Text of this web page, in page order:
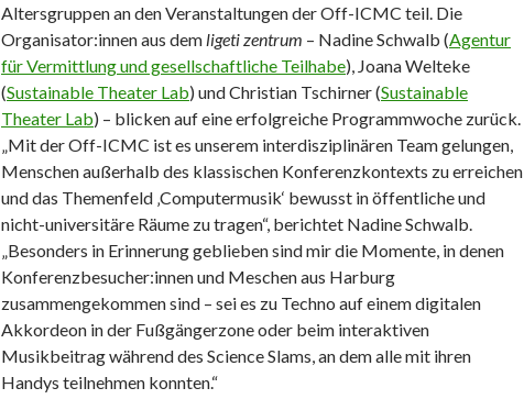
Altersgruppen an den Veranstaltungen der Off-ICMC teil. Die
Organisator:innen aus dem ligeti zentrum – Nadine Schwalb (Agentur
für Vermittlung und gesellschaftliche Teilhabe), Joana Welteke
(Sustainable Theater Lab) und Christian Tschirner (Sustainable
Theater Lab) – blicken auf eine erfolgreiche Programmwoche zurück.
„Mit der Off-ICMC ist es unserem interdisziplinären Team gelungen,
Menschen außerhalb des klassischen Konferenzkontexts zu erreichen
und das Themenfeld ‚Computermusik‘ bewusst in öffentliche und
nicht-universitäre Räume zu tragen“, berichtet Nadine Schwalb.
„Besonders in Erinnerung geblieben sind mir die Momente, in denen
Konferenzbesucher:innen und Meschen aus Harburg
zusammengekommen sind – sei es zu Techno auf einem digitalen
Akkordeon in der Fußgängerzone oder beim interaktiven
Musikbeitrag während des Science Slams, an dem alle mit ihren
Handys teilnehmen konnten.“